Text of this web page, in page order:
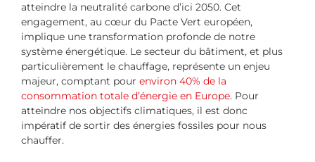
atteindre la neutralité carbone d’ici 2050. Cet
engagement, au cœur du Pacte Vert européen,
implique une transformation profonde de notre
système énergétique. Le secteur du bâtiment, et plus
particulièrement le chauffage, représente un enjeu
majeur, comptant pour environ 40% de la
consommation totale d’énergie en Europe. Pour
atteindre nos objectifs climatiques, il est donc
impératif de sortir des énergies fossiles pour nous
chauffer.